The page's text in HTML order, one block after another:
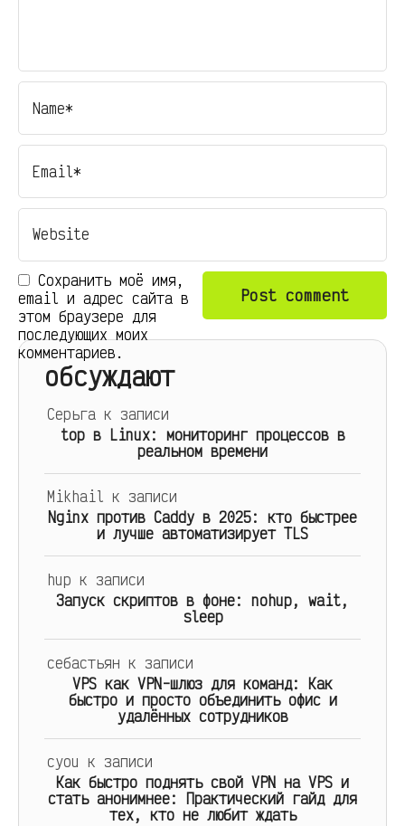
Сохранить моё имя,
email и адрес сайта в
этом браузере для
последующих моих
комментариев.
обсуждают
Серьгак записи
top в Linux: мониторинг процессов в
реальном времени
Mikhail к записи
Nginx против Caddy в 2025: кто быстрее
и лучше автоматизирует TLS
hup к записи
Запуск скриптов в фоне: nohup, wait,
sleep
себастьян к записи
VPS как VPN-шлюз для команд: Как
быстро и просто объединить офис и
удалённых сотрудников
cyou к записи
Как быстро поднять свой VPN на VPS и
стать анонимнее: Практический гайд для
тех, кто не любит ждать